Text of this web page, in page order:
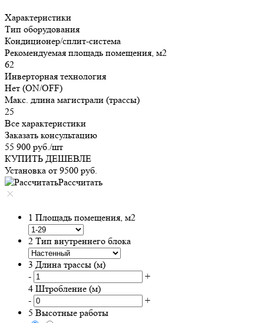
Характеристики
Тип оборудования
Кондиционер/сплит-система
Рекомендуемая площадь помещения, м2
62
Инверторная технология
Нет (ON/OFF)
Макс. длина магистрали (трассы)
25
Все характеристики
Заказать консультацию
55 900 руб./шт
КУПИТЬ ДЕШЕВЛЕ
Установка от 9500 руб.
Рассчитать
1 Площадь помещения, м2
2 Тип внутреннего блока
3 Длина трассы (м)
-
+
4 Штробление (м)
-
+
5 Высотные работы